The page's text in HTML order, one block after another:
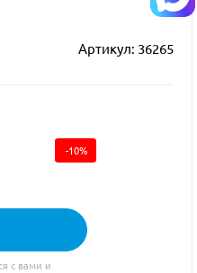
Артикул: 36265
-10%
с вами и